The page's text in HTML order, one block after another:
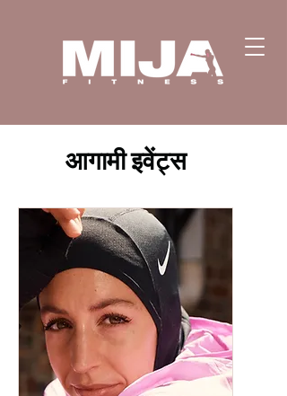
आगामी इवेंट्स